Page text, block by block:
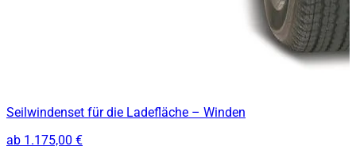
Seilwindenset für die Ladefläche – Winden
ab 1.175,00 €